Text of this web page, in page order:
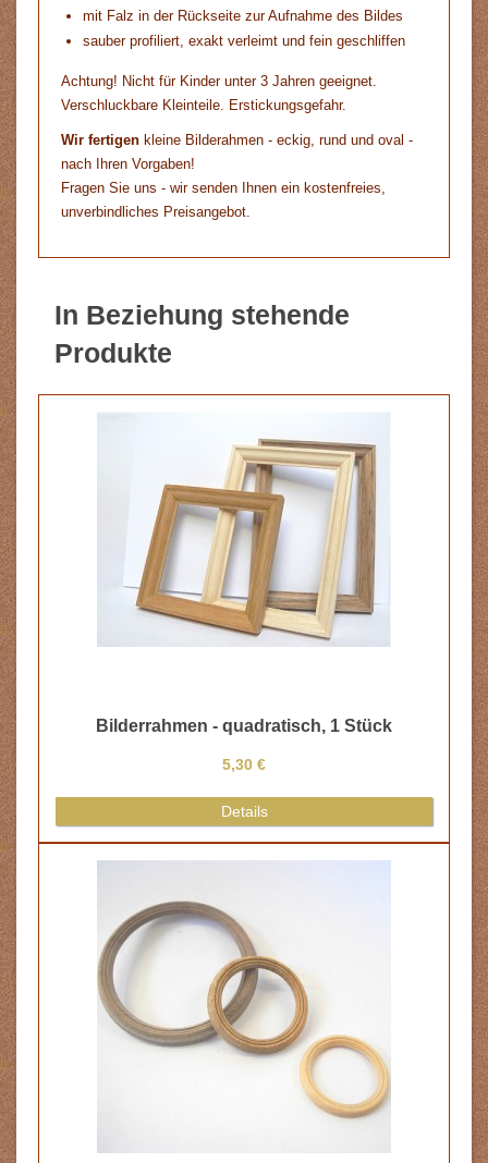
mit Falz in der Rückseite zur Aufnahme des Bildes
sauber profiliert, exakt verleimt und fein geschliffen
Achtung! Nicht für Kinder unter 3 Jahren geeignet.
Verschluckbare Kleinteile. Erstickungsgefahr.
Wir fertigen kleine Bilderahmen - eckig, rund und oval -
nach Ihren Vorgaben!
Fragen Sie uns - wir senden Ihnen ein kostenfreies,
unverbindliches Preisangebot.
In Beziehung stehende
Produkte
Bilder, 2 Stück, quadratisch